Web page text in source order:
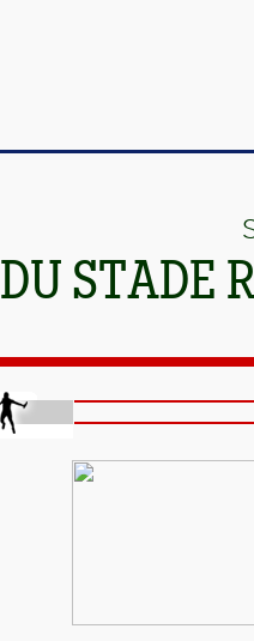
DU STADE